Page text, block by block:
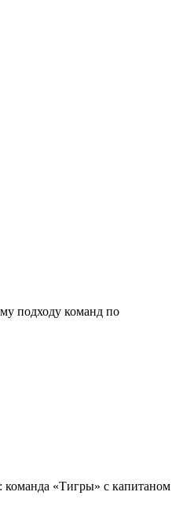
подходу команд по
команда «Тигры» с капитаном